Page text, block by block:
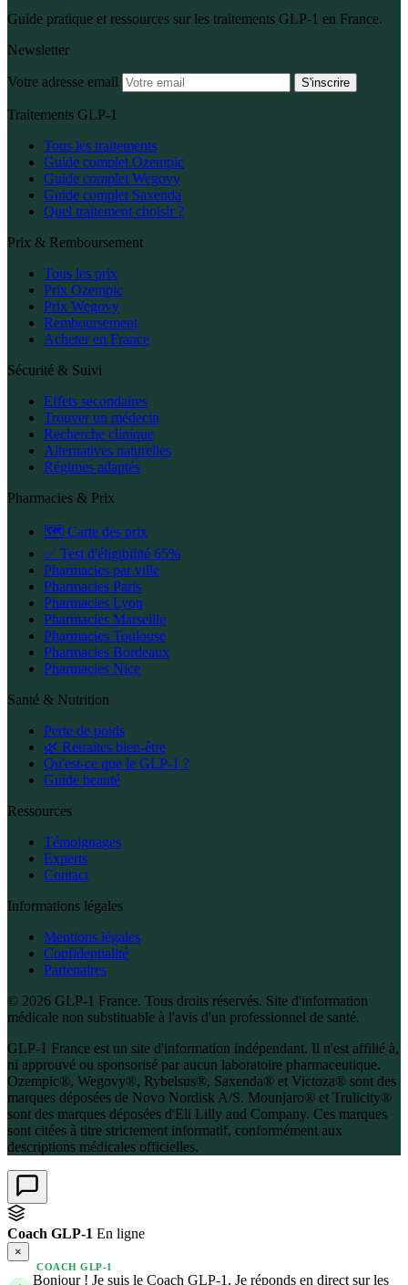
Guide pratique et ressources sur les traitements GLP-1 en France.
Newsletter
Votre adresse email S'inscrire
Traitements GLP-1
Tous les traitements
Guide complet Ozempic
Guide complet Wegovy
Guide complet Saxenda
Quel traitement choisir ?
Prix & Remboursement
Tous les prix
Prix Ozempic
Prix Wegovy
Remboursement
Acheter en France
Sécurité & Suivi
Effets secondaires
Trouver un médecin
Recherche clinique
Alternatives naturelles
Régimes adaptés
Pharmacies & Prix
🗺️ Carte des prix
✅ Test d'éligibilité 65%
Pharmacies par ville
Pharmacies Paris
Pharmacies Lyon
Pharmacies Marseille
Pharmacies Toulouse
Pharmacies Bordeaux
Pharmacies Nice
Santé & Nutrition
Perte de poids
🌿 Retraites bien-être
Qu'est-ce que le GLP-1 ?
Guide beauté
Ressources
Témoignages
Experts
Contact
Informations légales
Mentions légales
Confidentialité
Partenaires
© 2026 GLP-1 France. Tous droits réservés. Site d'information
médicale non substituable à l'avis d'un professionnel de santé.
GLP-1 France est un site d'information indépendant. Il n'est affilié à,
ni approuvé ou sponsorisé par aucun laboratoire pharmaceutique.
Ozempic®, Wegovy®, Rybelsus®, Saxenda® et Victoza® sont des
marques déposées de Novo Nordisk A/S. Mounjaro® et Trulicity®
sont des marques déposées d'Eli Lilly and Company. Ces marques
sont citées à titre strictement informatif, conformément aux
descriptions médicales officielles.
Coach GLP-1 En ligne
×
COACH GLP-1
Bonjour ! Je suis le Coach GLP-1. Je réponds en direct sur les